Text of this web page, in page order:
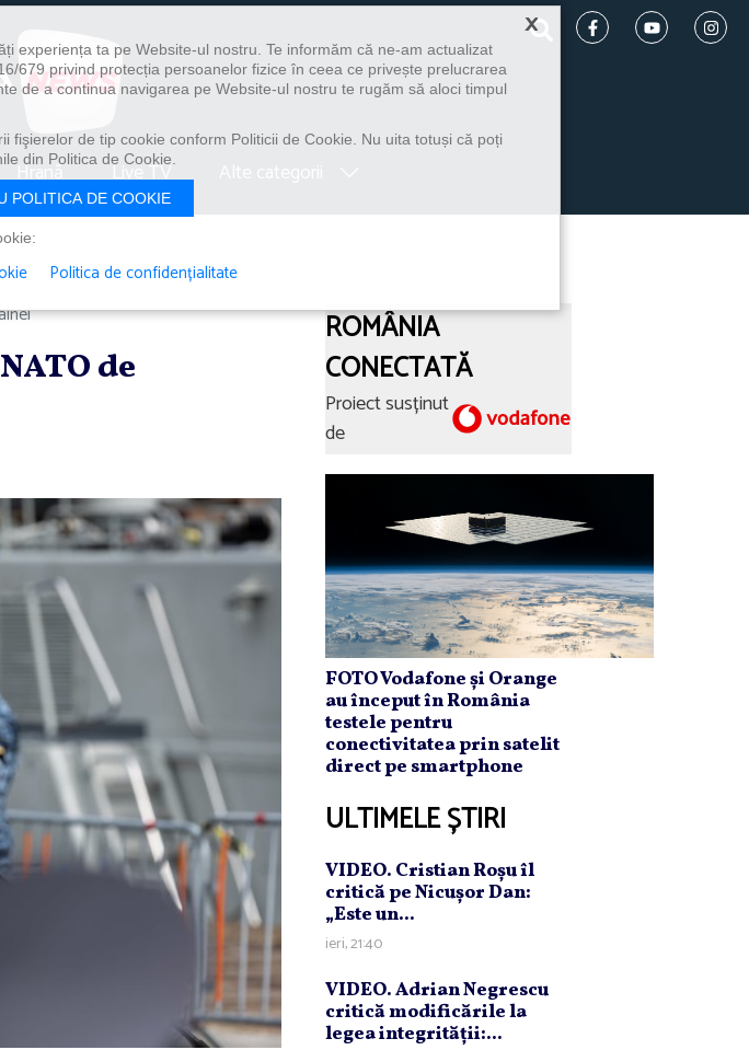
Hrană Live TV
de
ROMÂNIA
CONECTATĂ
Proiect susținut
de
FOTO Vodafone și Orange
au început în România
testele pentru
conectivitatea prin satelit
direct pe smartphone
ULTIMELE ȘTIRI
VIDEO. Cristian Roşu îl
critică pe Nicuşor Dan:
„Este un...
ieri, 21:40
VIDEO. Adrian Negrescu
critică modificările la
legea integrităţii:...
×
experiența ta pe Website-ul nostru. Te informăm că ne-am actualizat
679 privind protecția persoanelor fizice în ceea ce privește prelucrarea
de a continua navigarea pe Website-ul nostru te rugăm să aloci timpul
de tip cookie conform Politicii de Cookie. Nu uita totuși că poți
din Politica de Cookie.
POLITICA DE COOKIE
Politica de confidențialitate